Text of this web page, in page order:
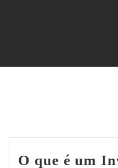
O que é um